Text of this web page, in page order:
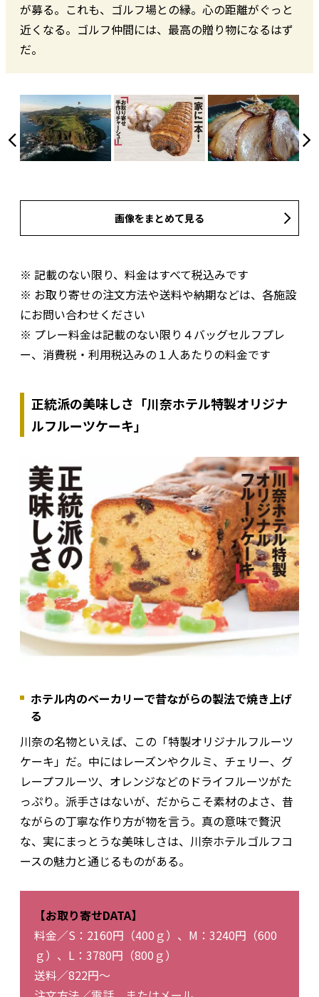
が募る。これも、ゴルフ場との縁。心の距離がぐっと
近くなる。ゴルフ仲間には、最高の贈り物になるはず
だ。
画像をまとめて見る
※ 記載のない限り、料金はすべて税込みです
※ お取り寄せの注文方法や送料や納期などは、各施設
にお問い合わせください
※ プレー料金は記載のない限り４バッグセルフプレ
ー、消費税・利用税込みの１人あたりの料金です
正統派の美味しさ「川奈ホテル特製オリジナ
ルフルーツケーキ」
ホテル内のベーカリーで昔ながらの製法で焼き上げ
る
川奈の名物といえば、この「特製オリジナルフルーツ
ケーキ」だ。中にはレーズンやクルミ、チェリー、グ
レープフルーツ、オレンジなどのドライフルーツがた
っぷり。派手さはないが、だからこそ素材のよさ、昔
ながらの丁寧な作り方が物を言う。真の意味で贅沢
な、実にまっとうな美味しさは、川奈ホテルゴルフコ
ースの魅力と通じるものがある。
【お取り寄せDATA】
料金／S：2160円（400ｇ）、M：3240円（600
ｇ）、L：3780円（800ｇ）
送料／822円～